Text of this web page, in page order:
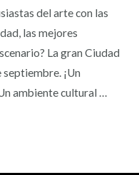
del arte con las
las mejores
La gran Ciudad
septiembre. ¡Un
ambiente cultural …